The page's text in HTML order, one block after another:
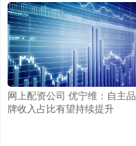
网上配资公司 优宁维：自主品
牌收入占比有望持续提升